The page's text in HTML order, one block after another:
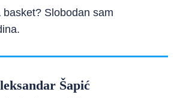
Slobodan sam
Šapić